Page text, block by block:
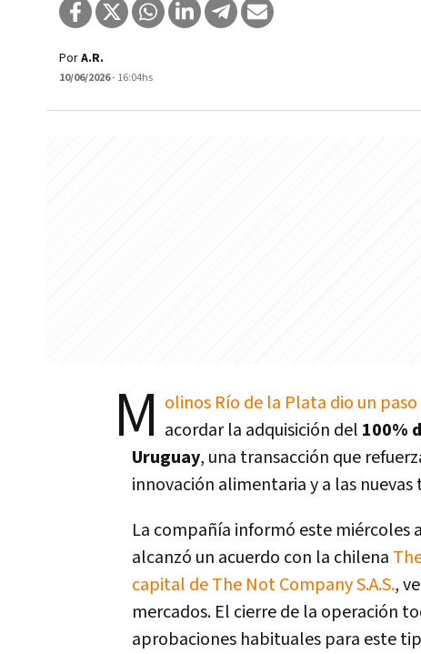
PorA.R.
10/06/2026- 16:04hs
M olinos Río de la Plata dio un
acordar la adquisición del 100%
Uruguay, una transacción que
innovación alimentaria y a las
La compañía informó este miércoles
alcanzó un acuerdo con la chilena
capital de The Not Company S.A.S.,
mercados. El cierre de la operación
aprobaciones habituales para este